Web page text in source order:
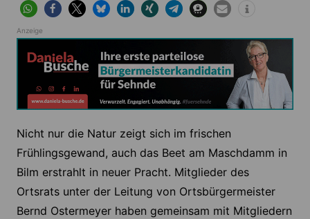
Anzeige
Nicht nur die Natur zeigt sich im frischen
Frühlingsgewand, auch das Beet am Maschdamm in
Bilm erstrahlt in neuer Pracht. Mitglieder des
Ortsrats unter der Leitung von Ortsbürgermeister
Bernd Ostermeyer haben gemeinsam mit Mitgliedern